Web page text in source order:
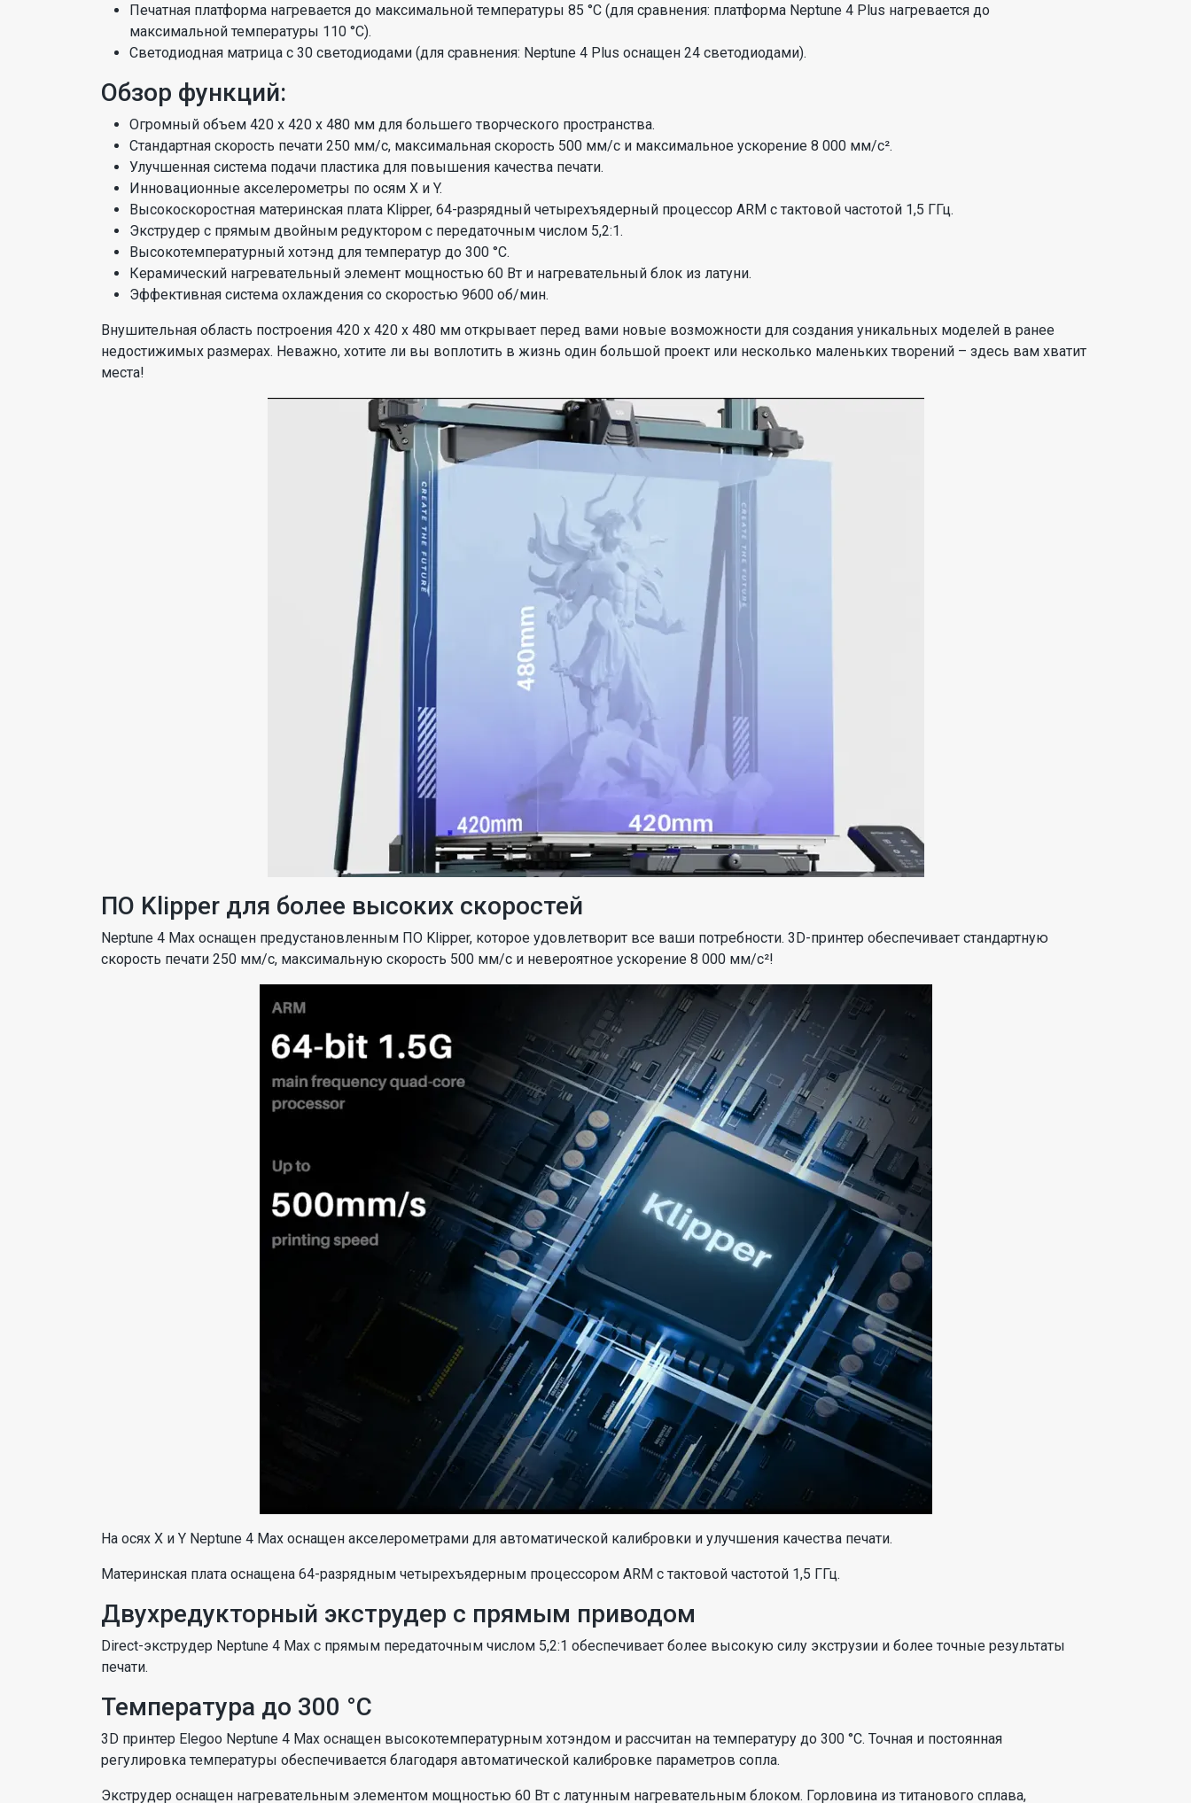
Печатная платформа нагревается до максимальной температуры 85 °C (для сравнения: платформа Neptune 4 Plus нагревается до
максимальной температуры 110 °C).
Светодиодная матрица с 30 светодиодами (для сравнения: Neptune 4 Plus оснащен 24 светодиодами).
Обзор функций:
Огромный объем 420 х 420 х 480 мм для большего творческого пространства.
Стандартная скорость печати 250 мм/с, максимальная скорость 500 мм/с и максимальное ускорение 8 000 мм/с².
Улучшенная система подачи пластика для повышения качества печати.
Инновационные акселерометры по осям X и Y.
Высокоскоростная материнская плата Klipper, 64-разрядный четырехъядерный процессор ARM с тактовой частотой 1,5 ГГц.
Экструдер с прямым двойным редуктором с передаточным числом 5,2:1.
Высокотемпературный хотэнд для температур до 300 °C.
Керамический нагревательный элемент мощностью 60 Вт и нагревательный блок из латуни.
Эффективная система охлаждения со скоростью 9600 об/мин.
Внушительная область построения 420 х 420 х 480 мм открывает перед вами новые возможности для создания уникальных моделей в ранее
недостижимых размерах. Неважно, хотите ли вы воплотить в жизнь один большой проект или несколько маленьких творений – здесь вам хватит
места!
ПО Klipper для более высоких скоростей
Neptune 4 Max оснащен предустановленным ПО Klipper, которое удовлетворит все ваши потребности. 3D-принтер обеспечивает стандартную
скорость печати 250 мм/с, максимальную скорость 500 мм/с и невероятное ускорение 8 000 мм/с²!
На осях X и Y Neptune 4 Max оснащен акселерометрами для автоматической калибровки и улучшения качества печати.
Материнская плата оснащена 64-разрядным четырехъядерным процессором ARM с тактовой частотой 1,5 ГГц.
Двухредукторный экструдер с прямым приводом
Direct-экструдер Neptune 4 Max с прямым передаточным числом 5,2:1 обеспечивает более высокую силу экструзии и более точные результаты
печати.
Температура до 300 °C
3D принтер Elegoo Neptune 4 Max оснащен высокотемпературным хотэндом и рассчитан на температуру до 300 °C. Точная и постоянная
регулировка температуры обеспечивается благодаря автоматической калибровке параметров сопла.
Экструдер оснащен нагревательным элементом мощностью 60 Вт с латунным нагревательным блоком. Горловина из титанового сплава,